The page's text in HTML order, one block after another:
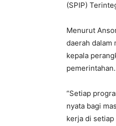
(SPIP)
Menurut
daerah dalam
kepala
pemerintahan.
“Setiap
nyata bagi
kerja di setiap